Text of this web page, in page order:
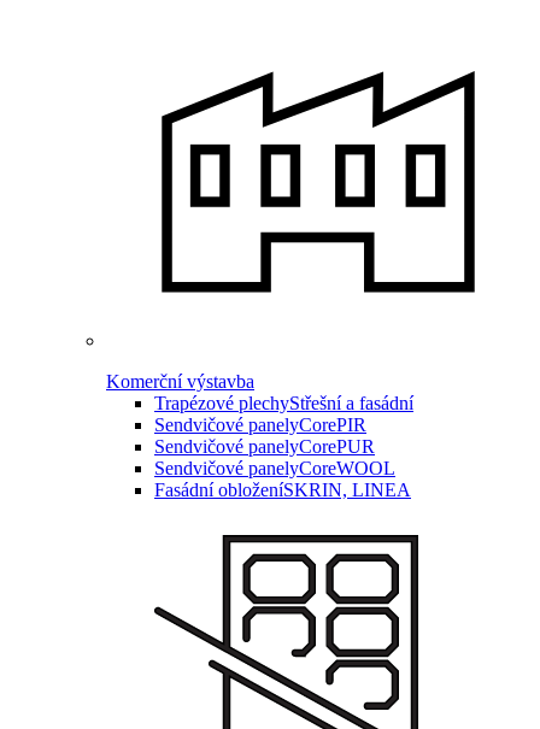
Komerční výstavba
Trapézové plechyStřešní a fasádní
Sendvičové panelyCorePIR
Sendvičové panelyCorePUR
Sendvičové panelyCoreWOOL
Fasádní obloženíSKRIN, LINEA